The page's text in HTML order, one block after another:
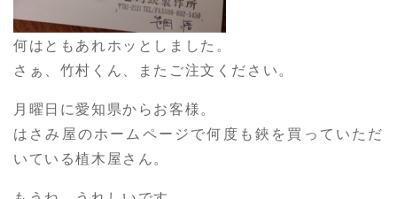
何はともあれホッとしました。
さぁ、竹村くん、またご注文ください。
月曜日に愛知県からお客様。
はさみ屋のホームページで何度も鋏を買っていただ
いている植木屋さん。